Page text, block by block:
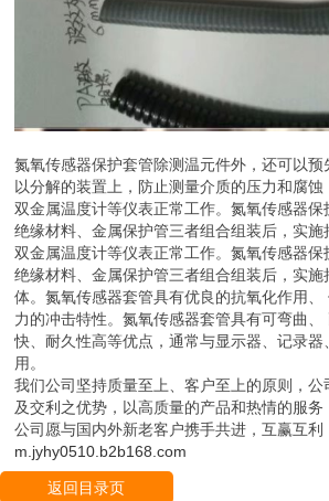
氮氧传感器保护套管除测温元件外，还可以
以分解的装置上，防止测量介质的压力和腐蚀
双金属温度计等仪表正常工作。氮氧传感器保
绝缘材料、金属保护管三者组合组装后，实施
双金属温度计等仪表正常工作。氮氧传感器保
绝缘材料、金属保护管三者组合组装后，实
体。氮氧传感器套管具有优良的抗氧化作用
力的冲击特性。氮氧传感器套管具有可弯曲
快、耐久性高等优点，通常与显示器、记录
用。
我们公司坚持质量至上、客户至上的原则，公
及交利之优势，以高质量的产品和热情的服务
公司愿与国内外新老客户携手共进，互赢互利
m.jyhy0510.b2b168.com
返回目录页